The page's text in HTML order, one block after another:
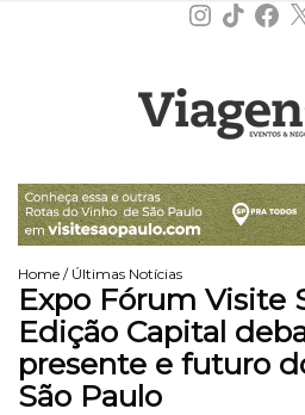
Instagram
TikTok X
Home / Últimas Notícias
Expo Fórum Visite
Edição Capital
presente e futuro
São Paulo